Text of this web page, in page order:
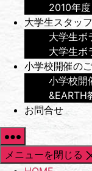
2010年度
大学生スタッフ
大学生ボ
大学生ボ
小学校開催の
小学校開
&EARTH
お問合せ
メニューを閉じる